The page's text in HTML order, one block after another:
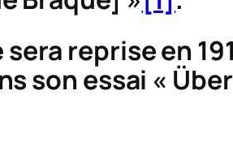
reprise en
son essai «